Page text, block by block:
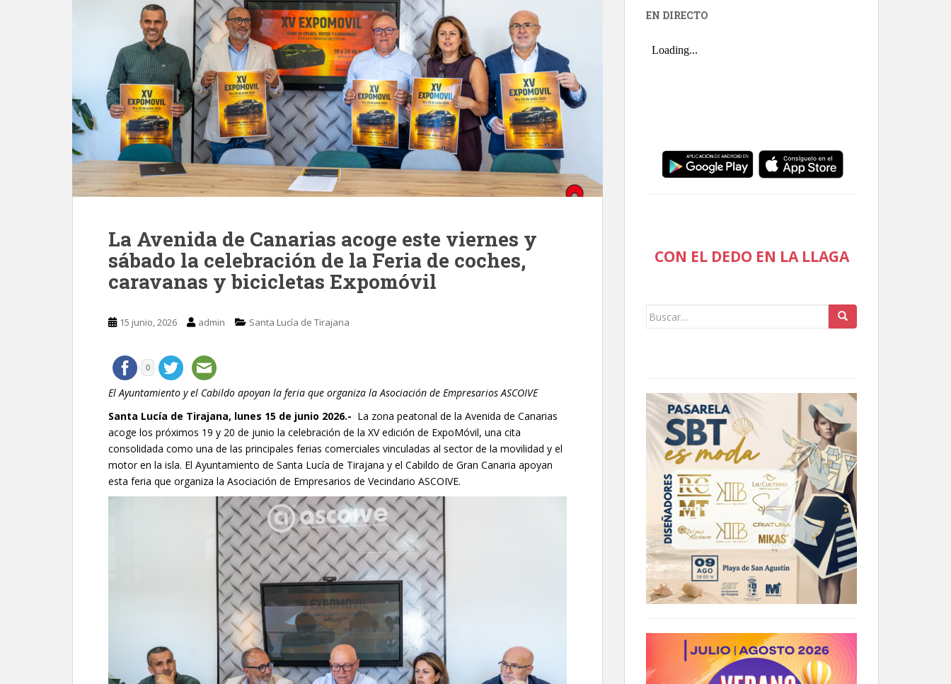
La Avenida de Canarias acoge este viernes y
sábado la celebración de la Feria de coches,
caravanas y bicicletas Expomóvil
15 junio, 2026 admin Santa Lucía de Tirajana
0
El Ayuntamiento y el Cabildo apoyan la feria que organiza la Asociación de Empresarios ASCOIVE
Santa Lucía de Tirajana, lunes 15 de junio 2026.- La zona peatonal de la Avenida de Canarias
acoge los próximos 19 y 20 de junio la celebración de la XV edición de ExpoMóvil, una cita
consolidada como una de las principales ferias comerciales vinculadas al sector de la movilidad y el
motor en la isla. El Ayuntamiento de Santa Lucía de Tirajana y el Cabildo de Gran Canaria apoyan
esta feria que organiza la Asociación de Empresarios de Vecindario ASCOIVE.
EN DIRECTO
CON EL DEDO EN LA LLAGA
Buscar: